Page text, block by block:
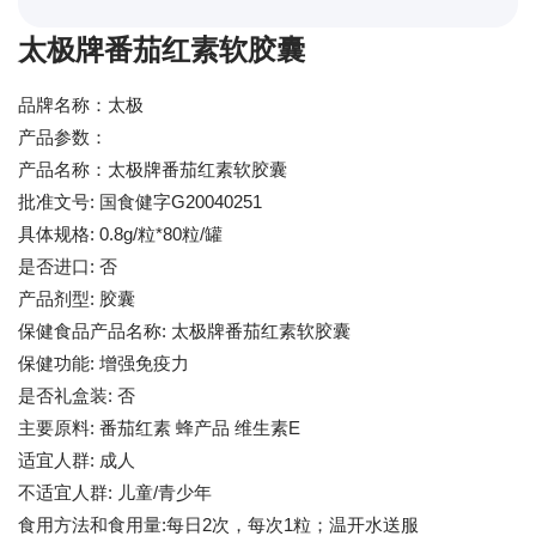
太极牌番茄红素软胶囊
品牌名称：太极
产品参数：
产品名称：太极牌番茄红素软胶囊
批准文号: 国食健字G20040251
具体规格: 0.8g/粒*80粒/罐
是否进口: 否
产品剂型: 胶囊
保健食品产品名称: 太极牌番茄红素软胶囊
保健功能: 增强免疫力
是否礼盒装: 否
主要原料: 番茄红素 蜂产品 维生素E
适宜人群: 成人
不适宜人群: 儿童/青少年
食用方法和食用量:每日2次，每次1粒；温开水送服